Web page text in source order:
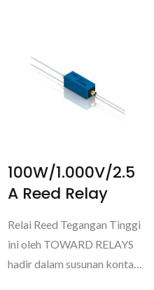
100W/1.000V/2.5
A Reed Relay
Relai Reed Tegangan Tinggi
ini oleh TOWARD RELAYS
hadir dalam susunan kontak